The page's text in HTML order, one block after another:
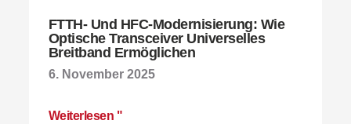
FTTH- Und HFC-Modernisierung: Wie
Optische Transceiver Universelles
Breitband Ermöglichen
6. November 2025
Weiterlesen "